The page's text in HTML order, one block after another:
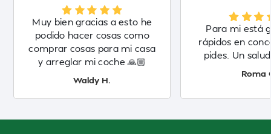
Muy bien gracias a esto he
podido hacer cosas como
comprar cosas para mi casa
y arreglar mi coche 🙏🏼
Waldy H.
Para mi está
rápidos en
pides. Un
Roma